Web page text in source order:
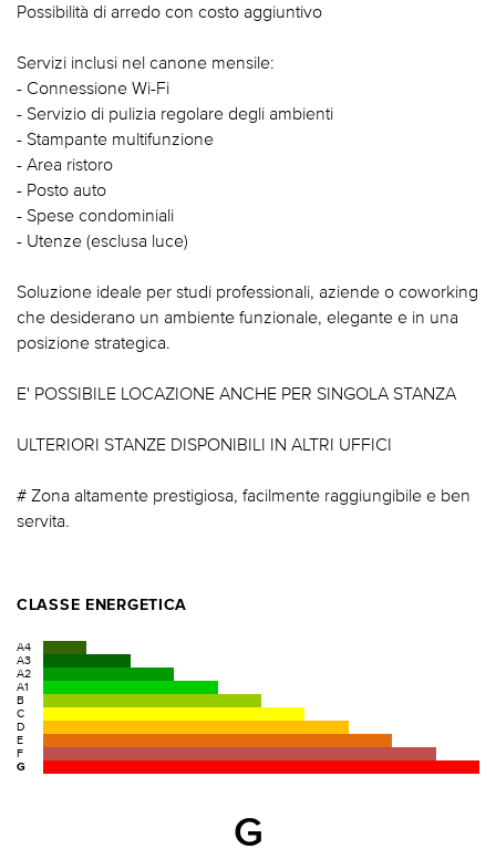
Possibilità di arredo con costo aggiuntivo
Servizi inclusi nel canone mensile:
- Connessione Wi-Fi
- Servizio di pulizia regolare degli ambienti
- Stampante multifunzione
- Area ristoro
- Posto auto
- Spese condominiali
- Utenze (esclusa luce)
Soluzione ideale per studi professionali, aziende o coworking
che desiderano un ambiente funzionale, elegante e in una
posizione strategica.
E' POSSIBILE LOCAZIONE ANCHE PER SINGOLA STANZA
ULTERIORI STANZE DISPONIBILI IN ALTRI UFFICI
# Zona altamente prestigiosa, facilmente raggiungibile e ben
servita.
CLASSE ENERGETICA
A4
A3
A2
A1
B
C
D
E
F
G
G